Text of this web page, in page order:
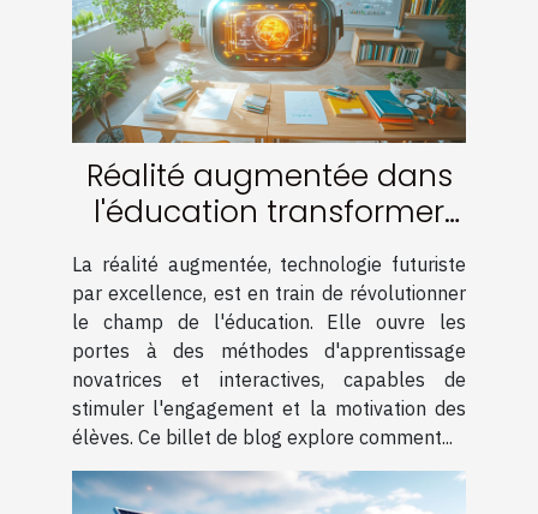
Réalité augmentée dans
l'éducation transformer
l'apprentissage et
l'engagement des élèves
La réalité augmentée, technologie futuriste
par excellence, est en train de révolutionner
le champ de l'éducation. Elle ouvre les
portes à des méthodes d'apprentissage
novatrices et interactives, capables de
stimuler l'engagement et la motivation des
élèves. Ce billet de blog explore comment...